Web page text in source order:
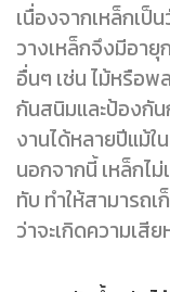
เนื่องจากเหล็กเป็
วางเหล็กจึงมีอายุ
อื่นๆ เช่น ไม้หรือพ
กันสนิมและป้องกั
งานได้หลายปีแม้
นอกจากนี้ เหล็กไม่
ทับ ทำให้สามารถ
ว่าจะเกิดความเสี